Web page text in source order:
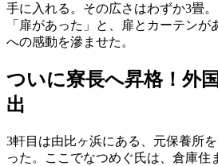
手に入れる。その広さはわずか3畳。
「扉があった」と、扉とカーテンが
への感動を滲ませた。
ついに寮長へ昇格！外
出
3軒目は由比ヶ浜にある、元保養所
った。ここでなつめぐ氏は、倉庫住